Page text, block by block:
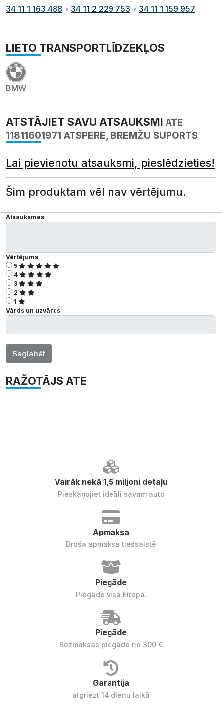
34 11 1 163 488 • 34 11 2 229 753 • 34 11 1 159 957
LIETO TRANSPORTLĪDZEKĻOS
BMW
ATSTĀJIET SAVU ATSAUKSMI ATE
11811601971 ATSPERE, BREMŽU SUPORTS
Lai pievienotu atsauksmi, pieslēdzieties!
Šim produktam vēl nav vērtējumu.
Atsauksmes
Vērtējums
5
4
3
2
1
Vārds un uzvārds
Saglabāt
RAŽOTĀJS ATE
Vairāk nekā 1,5 miljoni detaļu
Pieskaņojiet ideāli savam auto
Apmaksa
Droša apmaksa tiešsaistē
Piegāde
Piegāde visā Eiropā.
Piegāde
Bezmaksas piegāde no 300 €
Garantija
atgriezt 14 dienu laikā